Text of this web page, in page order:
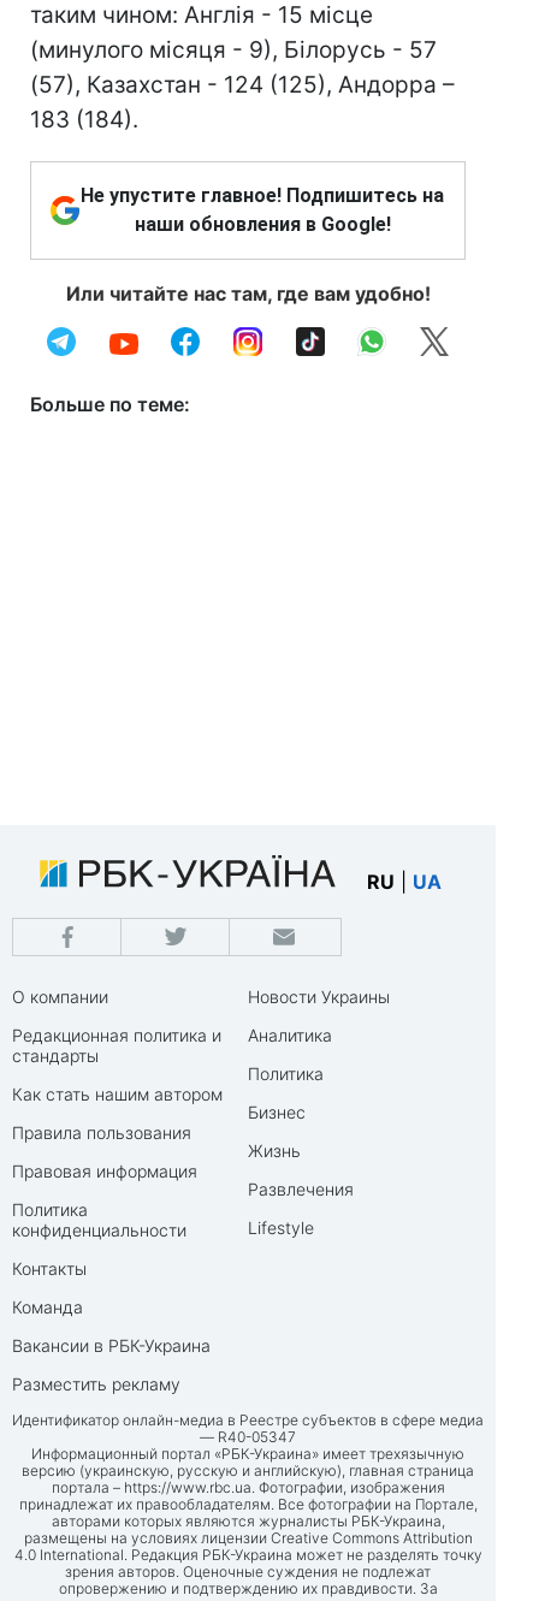
таким чином: Англія - 15 місце
(минулого місяця - 9), Білорусь - 57
(57), Казахстан - 124 (125), Андорра –
183 (184).
Не упустите главное! Подпишитесь на
наши обновления в Google!
Или читайте нас там, где вам удобно!
Больше по теме:
RU UA
О компании
Редакционная политика и
стандарты
Как стать нашим автором
Правила пользования
Правовая информация
Политика
конфиденциальности
Контакты
Команда
Вакансии в РБК-Украина
Разместить рекламу
Новости Украины
Аналитика
Политика
Бизнес
Жизнь
Развлечения
Lifestyle
Идентификатор онлайн-медиа в Реестре субъектов в сфере медиа
— R40-05347
Информационный портал «РБК-Украина» имеет трехязычную
версию (украинскую, русскую и английскую), главная страница
портала – https://www.rbc.ua. Фотографии, изображения
принадлежат их правообладателям. Все фотографии на Портале,
авторами которых являются журналисты РБК-Украина,
размещены на условиях лицензии Creative Commons Attribution
4.0 International. Редакция РБК-Украина может не разделять точку
зрения авторов. Оценочные суждения не подлежат
опровержению и подтверждению их правдивости. За